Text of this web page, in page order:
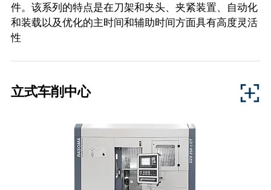
机械制造
工具与模具
件。该系列的特点是在刀架和夹头、夹紧装置、自动化
和装载以及优化的主时间和辅助时间方面具有高度灵活
性
小到极大的轴类零件进行高效端面加工。由于机床采用
模块化设计和不同的尺寸，因此可以同时在端面加工车
至 250mm之间的各种工件，以及 CNG 气缸盖等特殊工
件。该系列的特点是在刀架和夹头、夹紧装置、自动化
和装载以及优化的主时间和辅助时间方面具有高度灵活
立式车削中心